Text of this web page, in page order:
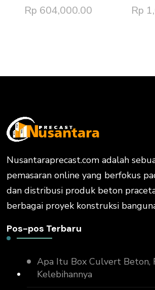
Rp 604,000.00 Rp
Nusantaraprecast.com adalah
pemasaran online yang berfokus
dan distribusi produk beton
berbagai proyek konstruksi
Pos-pos Terbaru
Apa Itu Box Culvert Beton,
Kelebihannya